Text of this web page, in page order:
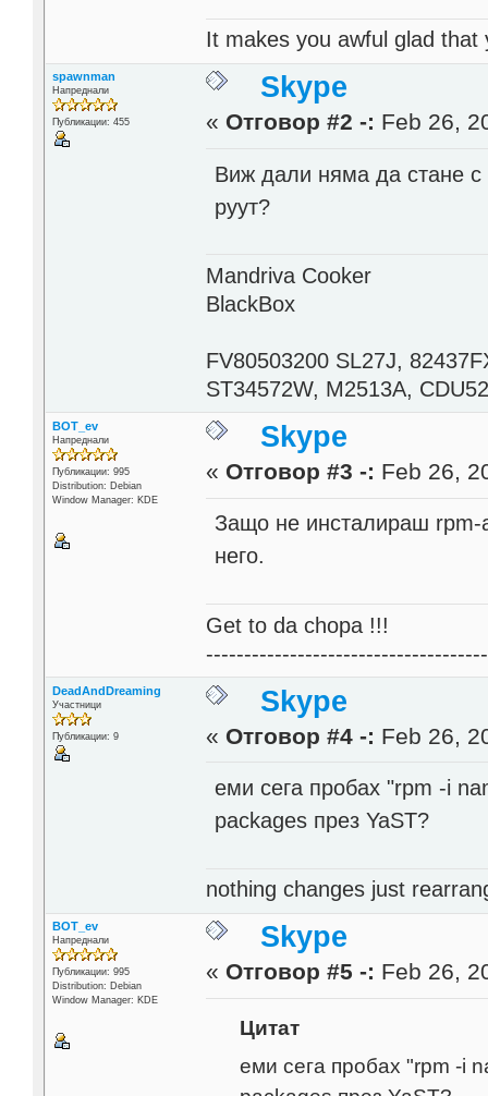
It makes you awful glad
spawnman
Напреднали
Публикации: 455
Skype
« Отговор #2 -: Feb 26,
Виж дали няма да стане
руут?
Mandriva Cooker
BlackBox
FV80503200 SL27J,
ST34572W, M2513A,
BOT_ev
Напреднали
Публикации: 995
Distribution: Debian
Window Manager: KDE
Skype
« Отговор #3 -: Feb 26,
Защо не инсталираш rpm-
него.
Get to da chopa !!!
DeadAndDreaming
Участници
Публикации: 9
Skype
« Отговор #4 -: Feb 26,
еми сега пробах "rpm -i
packages през YaST?
nothing changes just
BOT_ev
Напреднали
Публикации: 995
Distribution: Debian
Window Manager: KDE
Skype
« Отговор #5 -: Feb 26,
Цитат
еми сега пробах "rpm -i